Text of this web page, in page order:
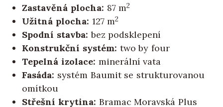
Zastavěná plocha: 87 m2
Užitná plocha: 127 m2
Spodní stavba: bez podsklepení
Konstrukční systém: two by four
Tepelná izolace: minerální vata
Fasáda: systém Baumit se strukturovanou
omítkou
Střešní krytina: Bramac Moravská Plus